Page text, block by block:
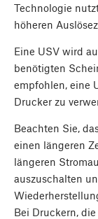
Technologie
höheren
Eine USV wird
benötigten
empfohlen, eine
Drucker zu
Beachten Sie,
einen längeren
längeren
auszuschalten
Bei Druckern,